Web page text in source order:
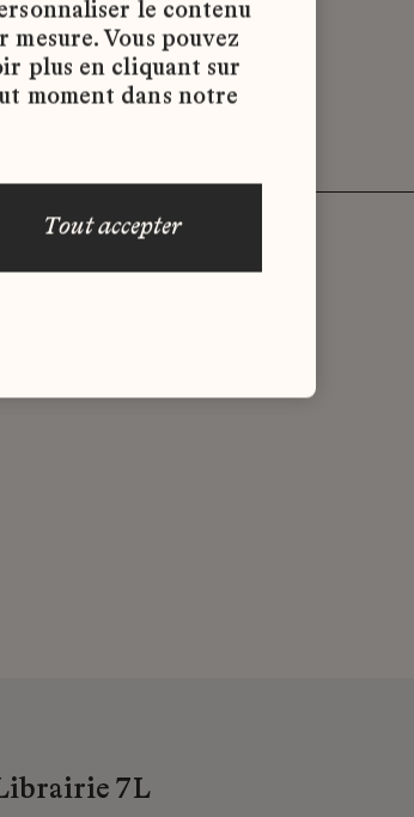
le moment.
profil ?
7L
le contenu
Vous pouvez
plus en cliquant sur
moment dans notre
tout accepter